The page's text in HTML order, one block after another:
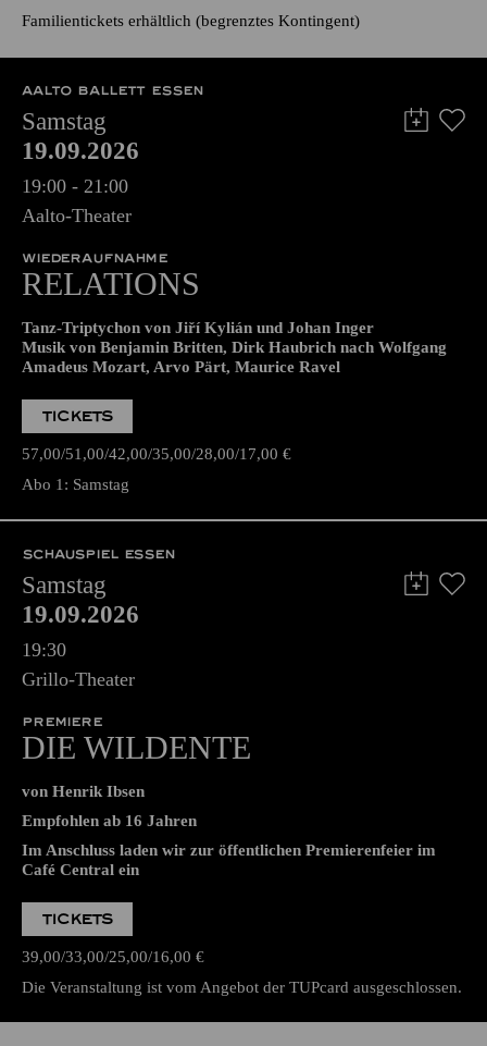
Familientickets erhältlich (begrenztes Kontingent)
AALTO BALLETT ESSEN
Samstag
19.09.2026
19:00 - 21:00
Aalto-Theater
WIEDERAUFNAHME
RELATIONS
Tanz-Triptychon von Jiří Kylián und Johan Inger
Musik von Benjamin Britten, Dirk Haubrich nach Wolfgang
Amadeus Mozart, Arvo Pärt, Maurice Ravel
TICKETS
57,00 51,00 42,00 35,00 28,00 17,00 €
Abo 1: Samstag
SCHAUSPIEL ESSEN
Samstag
19.09.2026
19:30
Grillo-Theater
PREMIERE
DIE WILDENTE
von Henrik Ibsen
Empfohlen ab 16 Jahren
Im Anschluss laden wir zur öffentlichen Premierenfeier im
Café Central ein
TICKETS
39,00 33,00 25,00 16,00 €
Die Veranstaltung ist vom Angebot der TUPcard ausgeschlossen.